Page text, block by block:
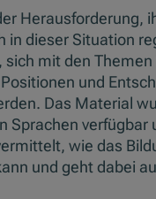
Herausforderung,
dieser Situation
mit den
und
Das Material
Sprachen
wie das
und geht dabei